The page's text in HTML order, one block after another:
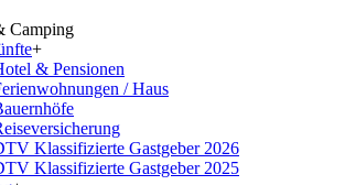
Camping
+
& Pensionen
/ Haus
Klassifizierte Gastgeber 2026
Klassifizierte Gastgeber 2025